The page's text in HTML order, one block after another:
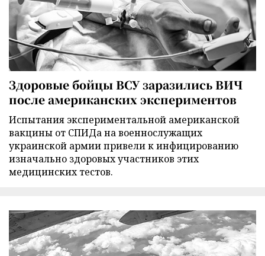
Здоровые бойцы ВСУ заразились ВИЧ
после американских экспериментов
Испытания экспериментальной американской
вакцины от СПИДа на военнослужащих
украинской армии привели к инфицированию
изначально здоровых участников этих
медицинских тестов.